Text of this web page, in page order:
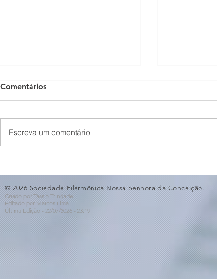
🎵🎶
ao Dia dos
Comentários
Escreva um comentário
© 2026 Sociedade Filarmônica Nossa Senhora da Conceição.
Criado por Tássio Trindade
Editado por Marcos Lima
Última Edição - 22/07/2026 - 23:19